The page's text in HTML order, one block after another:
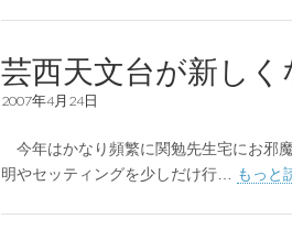
芸西天文台が新しく
2007年4月24日
今年はかなり頻繁に関勉先生宅にお邪
明やセッティングを少しだけ行… もっと